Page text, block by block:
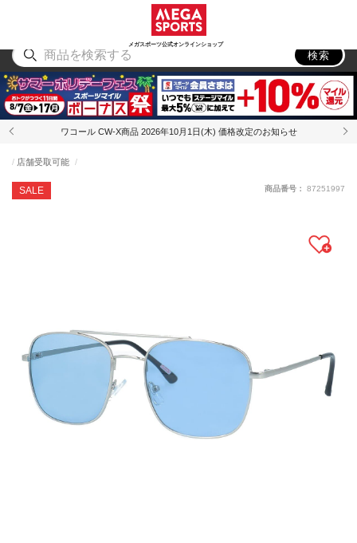
メガスポーツ公式オンラインショップ
アウトドア
検索
ワコール CW-X商品 2026年10月1日(木) 価格改定のお知らせ
SALE
店舗受取可能
商品番号： 87251997